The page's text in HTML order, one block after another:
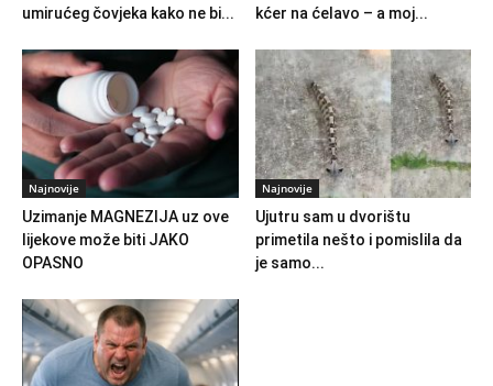
umirućeg čovjeka kako ne bi...
kćer na ćelavo – a moj...
Najnovije
Uzimanje MAGNEZIJA uz ove
lijekove može biti JAKO
OPASNO
Najnovije
Ujutru sam u dvorištu
primetila nešto i pomislila da
je samo...